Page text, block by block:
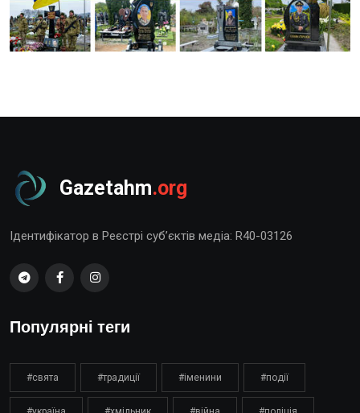
Gazetahm.org
Ідентифікатор в Реєстрі суб’єктів медіа: R40-03126
Популярні теги
#свята #традиції #іменини #події